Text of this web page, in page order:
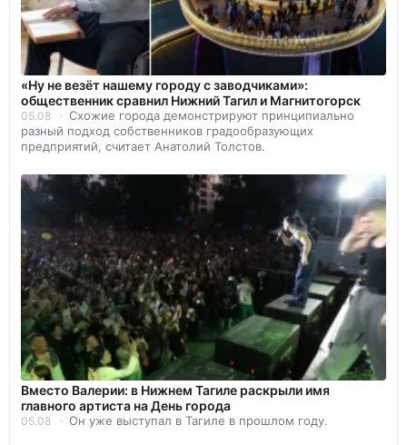
«Ну не везёт нашему городу с заводчиками»:
общественник сравнил Нижний Тагил и Магнитогорск
05.08
Схожие города демонстрируют принципиально
разный подход собственников градообразующих
предприятий, считает Анатолий Толстов.
Вместо Валерии: в Нижнем Тагиле раскрыли имя
главного артиста на День города
05.08 Он уже выступал в Тагиле в прошлом году.